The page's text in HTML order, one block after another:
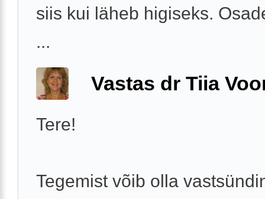
siis kui läheb higiseks.
...
Vastas dr Tiia
Tere!
Tegemist võib olla